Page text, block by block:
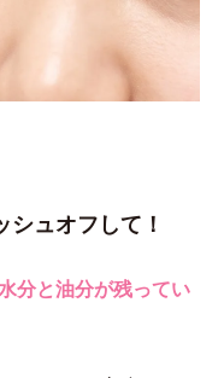
ュオフして！
分と油分が残ってい